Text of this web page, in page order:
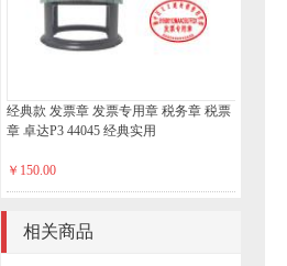
经典款 发票章 发票专用章 税务章 税票
章 卓达P3 44045 经典实用
￥150.00
相关商品